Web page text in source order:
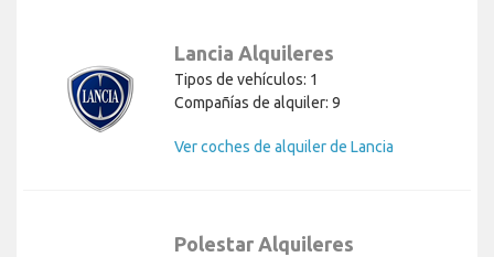
Lancia Alquileres
Tipos de vehículos: 1
Compañías de alquiler: 9
Ver coches de alquiler de Lancia
Polestar Alquileres